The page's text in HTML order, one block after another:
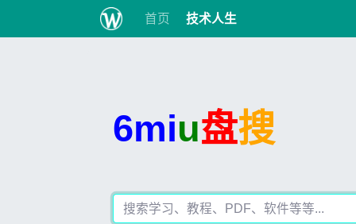
首页 技术人生
6miu盘搜